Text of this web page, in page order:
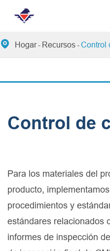
 Hogar Recursos Control
Control de
Para los materiales del
producto,
procedimientos y
estándares relacionados
informes de inspección